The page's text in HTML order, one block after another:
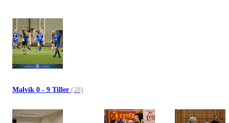
Malvik 0 - 9 Tiller (28)